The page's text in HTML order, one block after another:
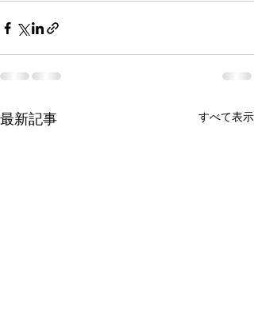
最新記事 すべて表示